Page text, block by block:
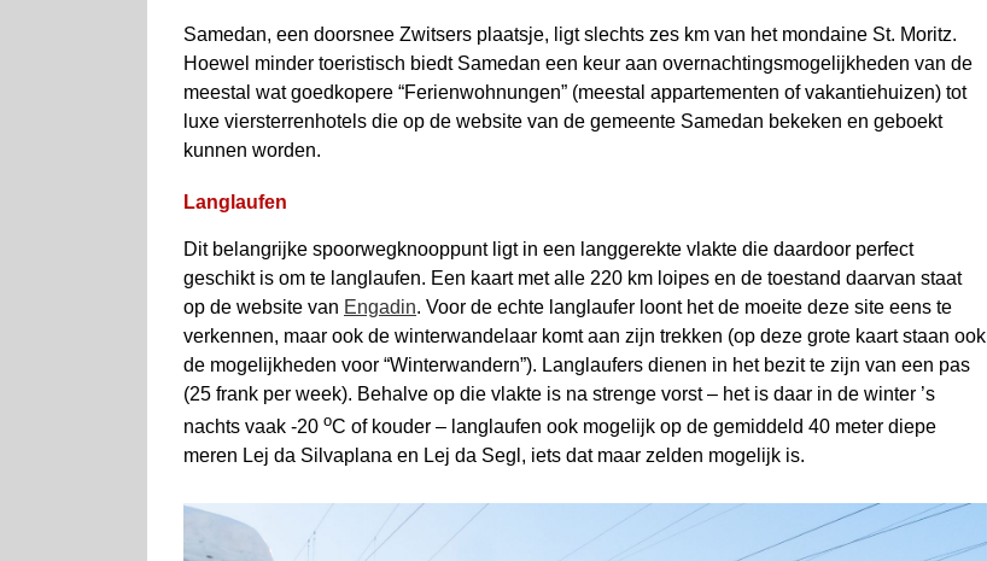
Samedan, een doorsnee Zwitsers plaatsje, ligt slechts zes km van het mondaine St. Moritz.
Hoewel minder toeristisch biedt Samedan een keur aan overnachtingsmogelijkheden van de
meestal wat goedkopere “Ferienwohnungen” (meestal appartementen of vakantiehuizen) tot
luxe viersterrenhotels die op de website van de gemeente Samedan bekeken en geboekt
kunnen worden.
Langlaufen
Dit belangrijke spoorwegknooppunt ligt in een langgerekte vlakte die daardoor perfect
geschikt is om te langlaufen. Een kaart met alle 220 km loipes en de toestand daarvan staat
op de website van Engadin. Voor de echte langlaufer loont het de moeite deze site eens te
verkennen, maar ook de winterwandelaar komt aan zijn trekken (op deze grote kaart staan ook
de mogelijkheden voor “Winterwandern”). Langlaufers dienen in het bezit te zijn van een pas
(25 frank per week). Behalve op die vlakte is na strenge vorst – het is daar in de winter ’s
nachts vaak -20 oC of kouder – langlaufen ook mogelijk op de gemiddeld 40 meter diepe
meren Lej da Silvaplana en Lej da Segl, iets dat maar zelden mogelijk is.